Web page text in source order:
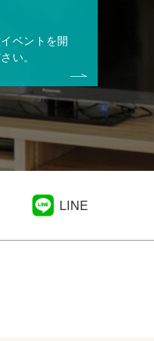
ベントを開
い。
LINE